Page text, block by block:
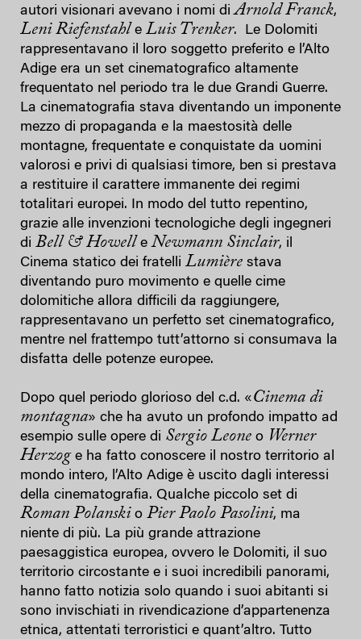
autori visionari avevano i nomi diArnold Franck,
Leni Riefenstahl e Luis Trenker. Le Dolomiti
rappresentavano il loro soggetto preferito e l’Alto
Adige era un set cinematografico altamente
frequentato nel periodo tra le due Grandi Guerre.
La cinematografia stava diventando un imponente
mezzo di propaganda e la maestosità delle
montagne, frequentate e conquistate da uomini
valorosi e privi di qualsiasi timore, ben si prestava
a restituire il carattere immanente dei regimi
totalitari europei. In modo del tutto repentino,
grazie alle invenzioni tecnologiche degli ingegneri
di Bell & HowelleNewmann Sinclair, il
Cinema statico dei fratelli Lumière stava
diventando puro movimento e quelle cime
dolomitiche allora difficili da raggiungere,
rappresentavano un perfetto set cinematografico,
mentre nel frattempo tutt’attorno si consumava la
disfatta delle potenze europee.
Dopo quel periodo glorioso del c.d. «Cinema di
montagna» che ha avuto un profondo impatto ad
esempio sulle opere di Sergio Leone o Werner
Herzog e ha fatto conoscere il nostro territorio al
mondo intero, l’Alto Adige è uscito dagli interessi
della cinematografia. Qualche piccolo set di
Roman Polanski o Pier Paolo Pasolini, ma
niente di più. La più grande attrazione
paesaggistica europea, ovvero le Dolomiti, il suo
territorio circostante e i suoi incredibili panorami,
hanno fatto notizia solo quando i suoi abitanti si
sono invischiati in rivendicazione d’appartenenza
etnica, attentati terroristici e quant’altro. Tutto